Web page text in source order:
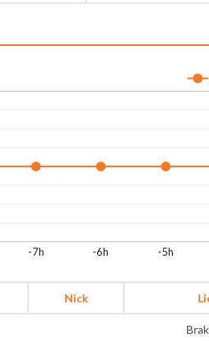
-7h -6h -5h
Nick